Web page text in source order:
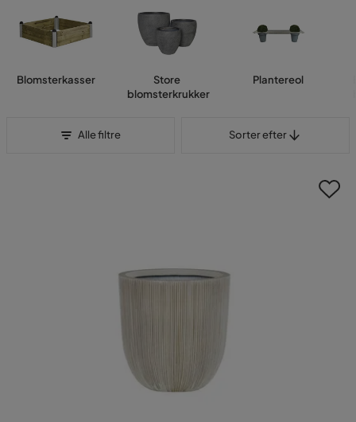
Blomsterkasser
Store
blomsterkrukker
Plantereol
Alle filtre Sorter efter